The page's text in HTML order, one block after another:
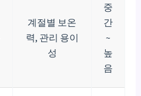
계절별 보온
력, 관리 용이
성
중
간
~
높
음